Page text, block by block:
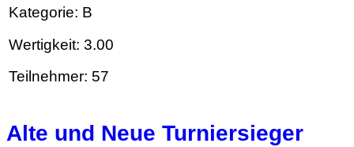
Kategorie: B
Wertigkeit: 3.00
Teilnehmer: 57
Alte und Neue Turniersieger